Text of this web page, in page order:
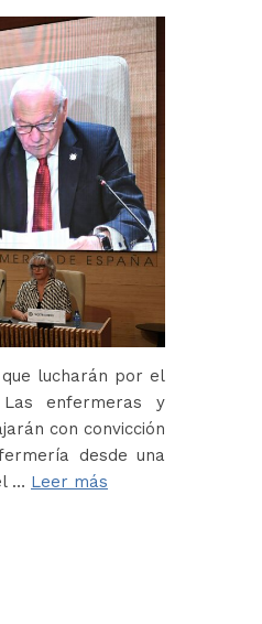
que lucharán por el
enfermeras y
con convicción
desde una
… Leer más